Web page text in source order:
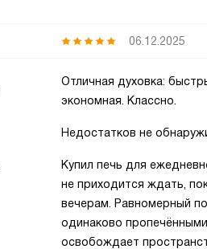
06.12.2025
Отличная духовка:
экономная. Классно.
Недостатков не
Купил печь для
не приходится ждать,
вечерам. Равномерный
одинаково
освобождает